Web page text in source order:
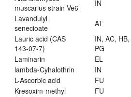
muscarius strain Ve6
IN
Lavandulyl
senecioate
AT
Lauric acid (CAS
143-07-7)
IN, AC, HB,
PG
Laminarin
EL
lambda-Cyhalothrin
IN
L-Ascorbic acid
FU
Kresoxim-methyl
FU